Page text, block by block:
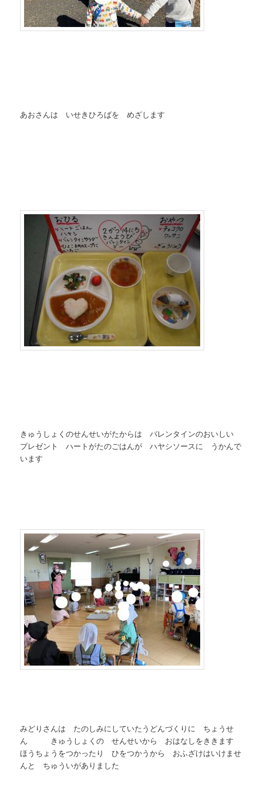
あおさんは いせきひろばを めざします
きゅうしょくのせんせいがたからは バレンタインのおいしい
プレゼント ハートがたのごはんが ハヤシソースに うかんで
います
みどりさんは たのしみにしていたうどんづくりに ちょうせ
ん きゅうしょくの せんせいから おはなしをききます
ほうちょうをつかったり ひをつかうから おふざけはいけませ
んと ちゅういがありました